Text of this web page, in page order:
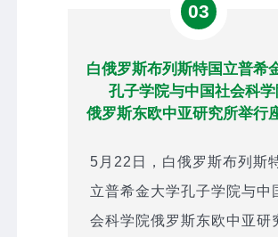
03
白俄罗斯布列斯特国立普希
孔子学院与中国社会科
俄罗斯东欧中亚研究所举行
5月22日，白俄罗斯布列斯
立普希金大学孔子学院与中
会科学院俄罗斯东欧中亚研